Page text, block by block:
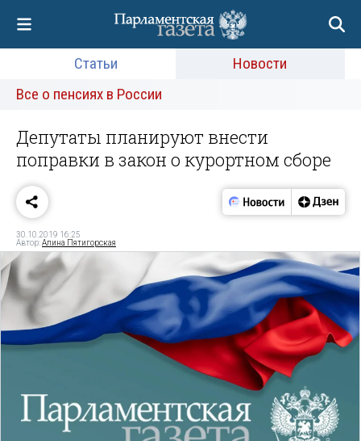
Статьи
Новости
Все о пенсиях в России
Депутаты планируют внести
поправки в закон о курортном сборе
30.10.2019 16:25
Автор:Алина Пятигорская